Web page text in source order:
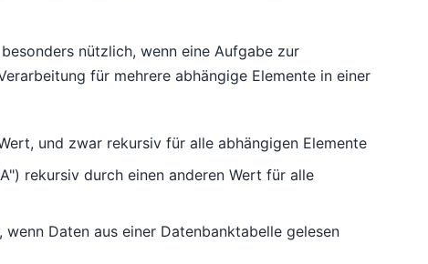
nützlich, wenn eine Aufgabe zur
für mehrere abhängige Elemente in einer
und zwar rekursiv für alle abhängigen Elemente
rekursiv durch einen anderen Wert für alle
Daten aus einer Datenbanktabelle gelesen